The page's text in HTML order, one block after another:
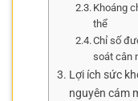
Khoáng
thể
Chỉ số
soát cân
Lợi ích sức
nguyên cám